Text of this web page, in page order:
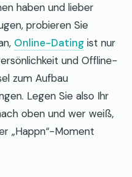
haben und lieber
probieren Sie
Online-Dating ist nur
und Offline-
zum Aufbau
Legen Sie also Ihr
oben und wer weiß,
„Happn“-Moment